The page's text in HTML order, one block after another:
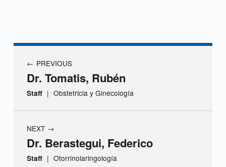
r
a
PREVIOUS
Dr. Tomatis, Rubén
Staff | Obstetricia y Ginecología
NEXT
Dr. Berastegui, Federico
Staff | Otorrinolaringología